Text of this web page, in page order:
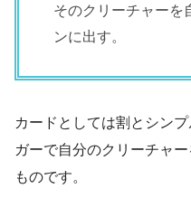
そのクリーチャーを
ンに出す。
カードとしては割とシン
ガーで自分のクリーチャ
ものです。